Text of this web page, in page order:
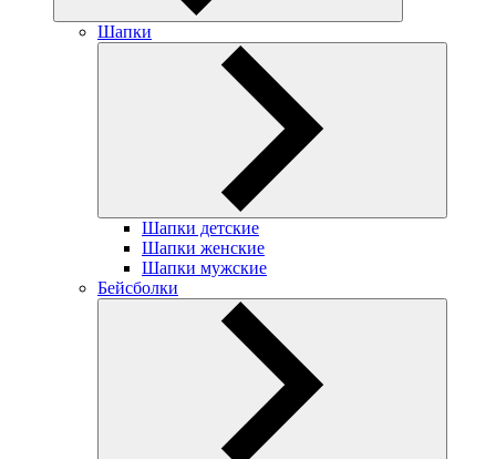
Шапки
Шапки детские
Шапки женские
Шапки мужские
Бейсболки